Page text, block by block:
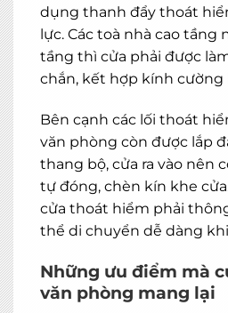
dụng thanh đẩy thoát
lực. Các toà nhà cao tầng
tầng thì cửa phải được
chắn, kết hợp kính cường
Bên cạnh các lối thoát
văn phòng còn được lắp
thang bộ, cửa ra vào nên
tự đóng, chèn kín khe
cửa thoát hiểm phải
thể di chuyển dễ dàng
Những ưu điểm mà
văn phòng mang lại